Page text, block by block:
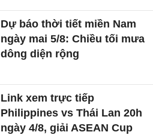
Dự báo thời tiết miền Nam
ngày mai 5/8: Chiều tối mưa
dông diện rộng
Link xem trực tiếp
Philippines vs Thái Lan 20h
ngày 4/8, giải ASEAN Cup